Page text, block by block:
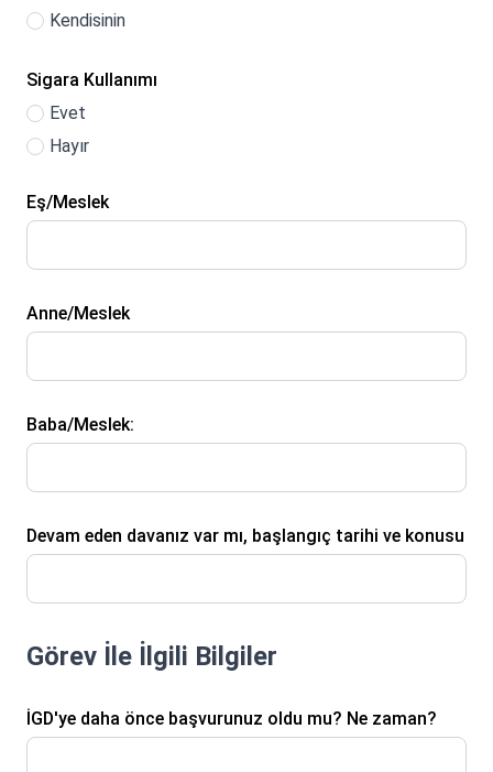
Kendisinin
Sigara Kullanımı
Evet
Hayır
Eş/Meslek
Anne/Meslek
Baba/Meslek:
Devam eden davanız var mı, başlangıç tarihi ve konusu
Görev İle İlgili Bilgiler
İGD'ye daha önce başvurunuz oldu mu? Ne zaman?